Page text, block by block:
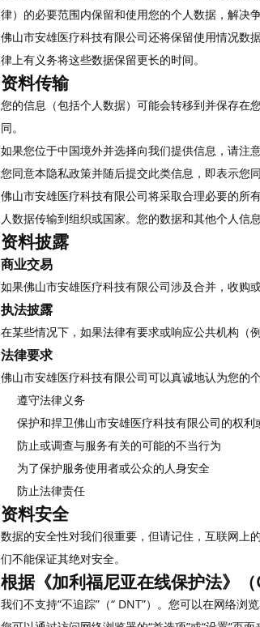
律）的必要范围内保留和使用您的个人数据，解决
佛山市安雄医疗科技有限公司还将保留使用情况数
律上有义务将这些数据保留更长的时间。
资料传输
您的信息（包括个人数据）可能会转移到并保存在
同。
如果您位于中国境外并选择向我们提供信息，请注
您同意本隐私政策并随后提交此类信息，即表示您同
佛山市安雄医疗科技有限公司将采取合理必要的所
人数据传输到组织或国家。您的数据和其他个人信息
资料披露
商业交易
如果佛山市安雄医疗科技有限公司涉及合并，收购
执法披露
在某些情况下，如果法律有要求或响应公共机构（
法律要求
佛山市安雄医疗科技有限公司可以真诚地认为您的
遵守法律义务
保护和捍卫佛山市安雄医疗科技有限公司的权利
防止或调查与服务有关的可能的不当行为
为了保护服务使用者或公众的人身安全
防止法律责任
资料安全
数据的安全性对我们很重要，但请记住，互联网上
们不能保证其绝对安全。
根据《加利福尼亚在线保护法》
我们不支持“不追踪”（“ DNT”）。您可以在网络浏